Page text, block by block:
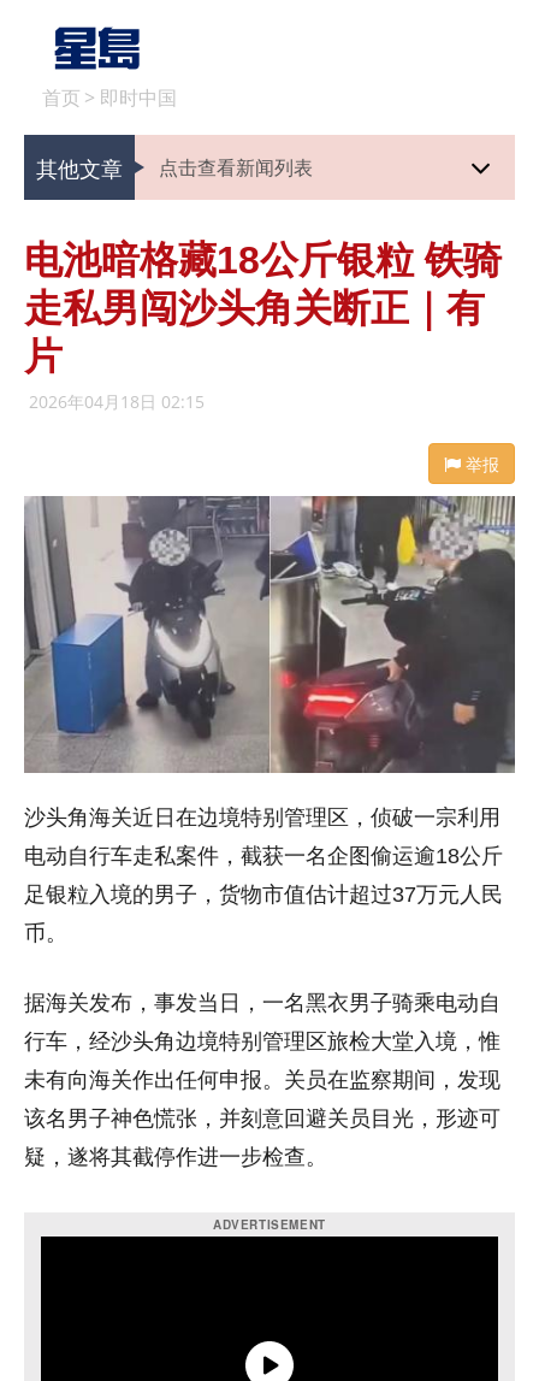
首页 > 即时中国
其他文章 点击查看新闻列表
电池暗格藏18公斤银粒 铁骑
走私男闯沙头角关断正｜有
片
2026年04月18日 02:15
举报
沙头角海关近日在边境特别管理区，侦破一宗利用
电动自行车走私案件，截获一名企图偷运逾18公斤
足银粒入境的男子，货物市值估计超过37万元人民
币。
据海关发布，事发当日，一名黑衣男子骑乘电动自
行车，经沙头角边境特别管理区旅检大堂入境，惟
未有向海关作出任何申报。关员在监察期间，发现
该名男子神色慌张，并刻意回避关员目光，形迹可
疑，遂将其截停作进一步检查。